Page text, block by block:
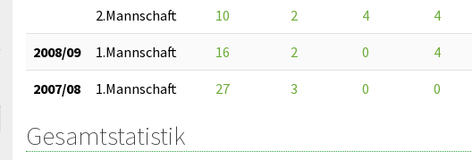
2.Mannschaft
10 2 4 4
2008/09 1.Mannschaft 16 2 0 4
2007/08 1.Mannschaft 27 3 0 0
Gesamtstatistik